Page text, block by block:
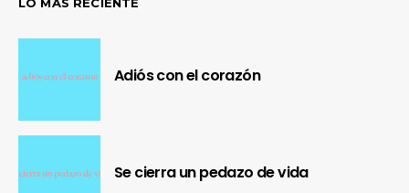
Adiós con el corazón
Se cierra un pedazo de vida